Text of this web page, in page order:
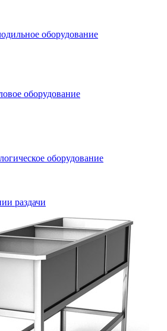
оборудование
оборудование
оборудование
раздачи